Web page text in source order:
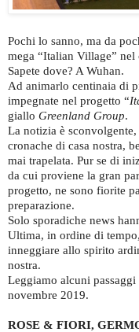
Pochi lo sanno, ma da
mega “Italian Village” nel
Sapete dove? A Wuhan.
Ad animarlo centinaia di
impegnate nel progetto “
giallo Greenland Group.
La notizia è
cronache di casa nostra,
mai trapelata. Pur se di
da cui proviene la gran
progetto, ne sono fiorite
preparazione.
Solo sporadiche news
Ultima, in ordine di
inneggiare allo spirito
nostra.
Leggiamo alcuni
novembre 2019.
ROSE & FIORI,